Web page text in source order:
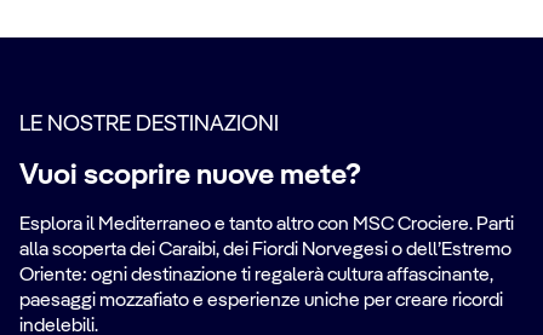
LE NOSTRE DESTINAZIONI
Vuoi scoprire nuove mete?
Esplora il Mediterraneo e tanto altro con MSC Crociere. Parti
alla scoperta dei Caraibi, dei Fiordi Norvegesi o dell’Estremo
Oriente: ogni destinazione ti regalerà cultura affascinante,
paesaggi mozzafiato e esperienze uniche per creare ricordi
indelebili.